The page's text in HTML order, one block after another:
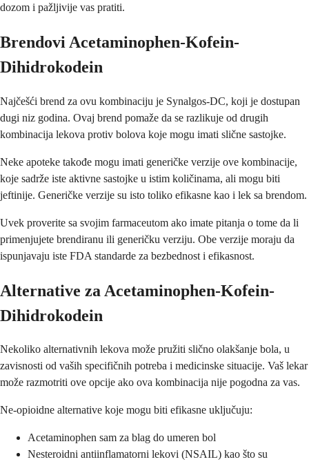
dozom i pažljivije vas pratiti.
Brendovi Acetaminophen-Kofein-
Dihidrokodein
Najčešći brend za ovu kombinaciju je Synalgos-DC, koji je dostupan
dugi niz godina. Ovaj brend pomaže da se razlikuje od drugih
kombinacija lekova protiv bolova koje mogu imati slične sastojke.
Neke apoteke takođe mogu imati generičke verzije ove kombinacije,
koje sadrže iste aktivne sastojke u istim količinama, ali mogu biti
jeftinije. Generičke verzije su isto toliko efikasne kao i lek sa brendom.
Uvek proverite sa svojim farmaceutom ako imate pitanja o tome da li
primenjujete brendiranu ili generičku verziju. Obe verzije moraju da
ispunjavaju iste FDA standarde za bezbednost i efikasnost.
Alternative za Acetaminophen-Kofein-
Dihidrokodein
Nekoliko alternativnih lekova može pružiti slično olakšanje bola, u
zavisnosti od vaših specifičnih potreba i medicinske situacije. Vaš lekar
može razmotriti ove opcije ako ova kombinacija nije pogodna za vas.
Ne-opioidne alternative koje mogu biti efikasne uključuju:
Acetaminophen sam za blag do umeren bol
Nesteroidni antiinflamatorni lekovi (NSAIL) kao što su